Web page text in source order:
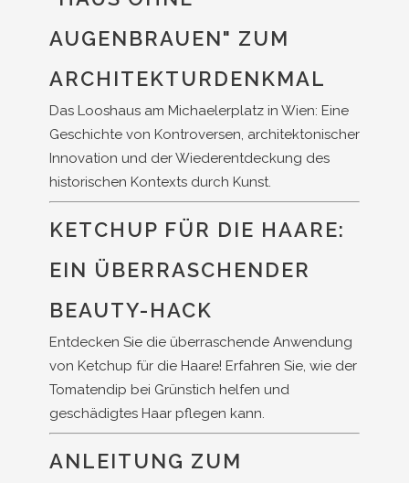
AUGENBRAUEN" ZUM
ARCHITEKTURDENKMAL
Das Looshaus am Michaelerplatz in Wien: Eine
Geschichte von Kontroversen, architektonischer
Innovation und der Wiederentdeckung des
historischen Kontexts durch Kunst.
KETCHUP FÜR DIE HAARE:
EIN ÜBERRASCHENDER
BEAUTY-HACK
Entdecken Sie die überraschende Anwendung
von Ketchup für die Haare! Erfahren Sie, wie der
Tomatendip bei Grünstich helfen und
geschädigtes Haar pflegen kann.
ANLEITUNG ZUM